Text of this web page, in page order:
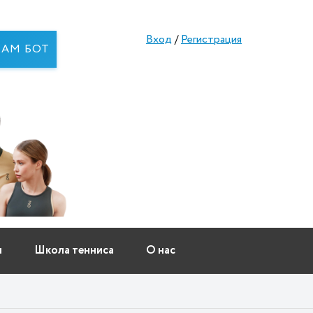
БОТ
Вход /Регистрация
Школа тенниса О нас